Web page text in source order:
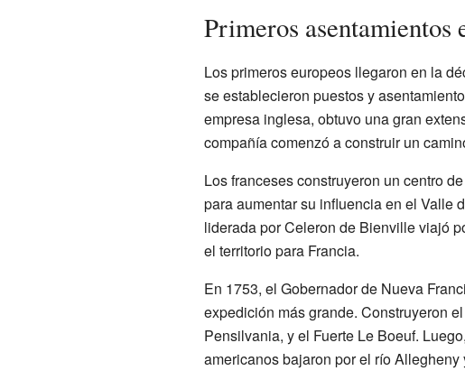
Primeros asentamientos
Los primeros europeos llegaron en la
se establecieron puestos y
empresa inglesa, obtuvo una gran
compañía comenzó a construir un
Los franceses construyeron un centro
para aumentar su influencia en el Valle
liderada por Celeron de Bienville viajó
el territorio para Francia.
En 1753, el Gobernador de Nueva
expedición más grande. Construyeron
Pensilvania, y el Fuerte Le Boeuf.
americanos bajaron por el río